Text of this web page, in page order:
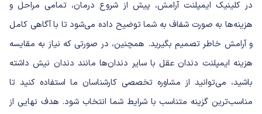
در کلینیک ایمپلنت آرامش، پیش از شروع درمان، تمامی مراحل و
هزینه‌ها به صورت شفاف به شما توضیح داده می‌شود تا با آگاهی کامل
و آرامش خاطر تصمیم بگیرید. همچنین، در صورتی که نیاز به مقایسه
هزینه ایمپلنت دندان عقل با سایر دندان‌ها مانند دندان نیش داشته
باشید، می‌توانید از مشاوره تخصصی کارشناسان ما استفاده کنید تا
مناسب‌ترین گزینه متناسب با شرایط شما انتخاب شود. هدف نهایی از